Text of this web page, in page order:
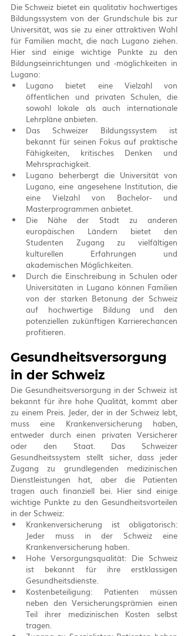
Die Schweiz bietet ein qualitativ hochwertiges
Bildungssystem von der Grundschule bis zur
Universität, was sie zu einer attraktiven Wahl
für Familien macht, die nach Lugano ziehen.
Hier sind einige wichtige Punkte zu den
Bildungseinrichtungen und -möglichkeiten in
Lugano:
Lugano bietet eine Vielzahl von
öffentlichen und privaten Schulen, die
sowohl lokale als auch internationale
Lehrpläne anbieten.
Das Schweizer Bildungssystem ist
bekannt für seinen Fokus auf praktische
Fähigkeiten, kritisches Denken und
Mehrsprachigkeit.
Lugano beherbergt die Universität von
Lugano, eine angesehene Institution, die
eine Vielzahl von Bachelor- und
Masterprogrammen anbietet.
Die Nähe der Stadt zu anderen
europäischen Ländern bietet den
Studenten Zugang zu vielfältigen
kulturellen Erfahrungen und
akademischen Möglichkeiten.
Durch die Einschreibung in Schulen oder
Universitäten in Lugano können Familien
von der starken Betonung der Schweiz
auf hochwertige Bildung und den
potenziellen zukünftigen Karrierechancen
profitieren.
Gesundheitsversorgung
in der Schweiz
Die Gesundheitsversorgung in der Schweiz ist
bekannt für ihre hohe Qualität, kommt aber
zu einem Preis. Jeder, der in der Schweiz lebt,
muss eine Krankenversicherung haben,
entweder durch einen privaten Versicherer
oder den Staat. Das Schweizer
Gesundheitssystem stellt sicher, dass jeder
Zugang zu grundlegenden medizinischen
Dienstleistungen hat, aber die Patienten
tragen auch finanziell bei. Hier sind einige
wichtige Punkte zu den Gesundheitsvorteilen
in der Schweiz:
Krankenversicherung ist obligatorisch:
Jeder muss in der Schweiz eine
Krankenversicherung haben.
Hohe Versorgungsqualität: Die Schweiz
ist bekannt für ihre erstklassigen
Gesundheitsdienste.
Kostenbeteiligung: Patienten müssen
neben den Versicherungsprämien einen
Teil ihrer medizinischen Kosten selbst
tragen.